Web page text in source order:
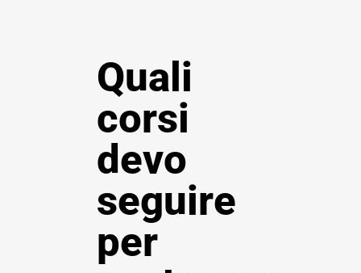
Quali
corsi
devo
seguire
per